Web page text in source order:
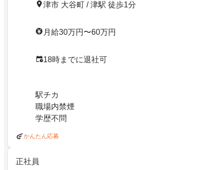
津市 大谷町 / 津駅 徒歩1分
月給30万円〜60万円
18時までに退社可
駅チカ
職場内禁煙
学歴不問
かんたん応募
正社員